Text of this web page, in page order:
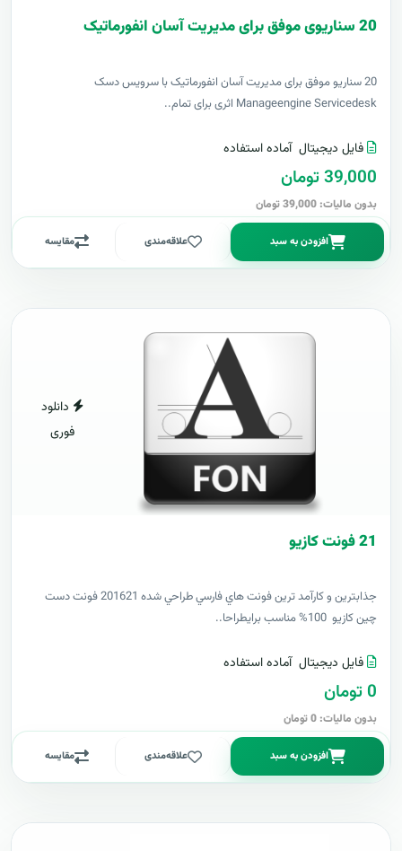
20 سناریوی موفق برای مدیریت آسان انفورماتیک
20 سناریو موفق برای مدیریت آسان انفورماتیک با سرویس دسک
Manageengine Servicedesk اثری برای تمام..
فایل دیجیتال آماده استفاده
39,000 تومان
بدون مالیات: 39,000 تومان
افزودن به سبد علاقه‌مندی مقایسه
دانلود
فوری
21 فونت کازيو
جذابترين و کارآمد ترين فونت هاي فارسي طراحي شده 201621 فونت دست
چين کازيو 100% مناسب برايطراحا..
فایل دیجیتال آماده استفاده
0 تومان
بدون مالیات: 0 تومان
افزودن به سبد علاقه‌مندی مقایسه